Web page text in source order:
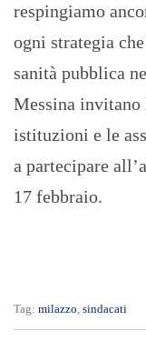
respingiamo
ogni strategia
sanità pubblica
Messina invitano
istituzioni e le
a partecipare
17 febbraio.
Tag: milazzo, sindacati